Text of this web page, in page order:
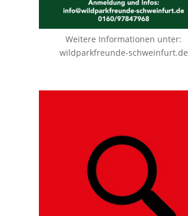
Weitere Informationen unter:
wildparkfreunde-schweinfurt.de